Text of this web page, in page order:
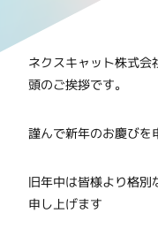
ネクスキャット株式会
頭のご挨拶です。
謹んで新年のお慶びを
旧年中は皆様より格
申し上げます